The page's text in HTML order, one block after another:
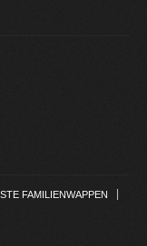
FAMILIENWAPPEN